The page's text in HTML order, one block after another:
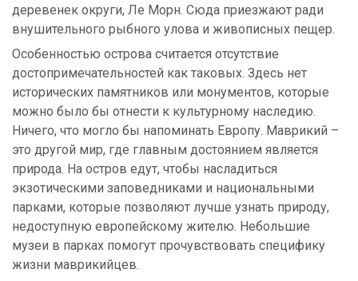
деревенек округи, Ле Морн. Сюда приезжают ради
внушительного рыбного улова и живописных пещер.
Особенностью острова считается отсутствие
достопримечательностей как таковых. Здесь нет
исторических памятников или монументов, которые
можно было бы отнести к культурному наследию.
Ничего, что могло бы напоминать Европу. Маврикий –
это другой мир, где главным достоянием является
природа. На остров едут, чтобы насладиться
экзотическими заповедниками и национальными
парками, которые позволяют лучше узнать природу,
недоступную европейскому жителю. Небольшие
музеи в парках помогут прочувствовать специфику
жизни маврикийцев.